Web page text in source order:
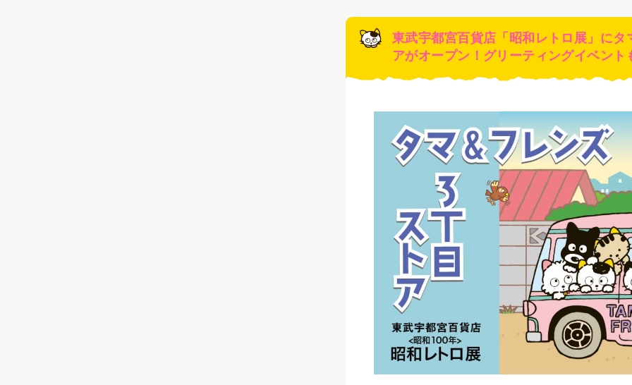
東武宇都宮百貨店「昭和レトロ展」にタ
アがオープン！グリーティングイベント